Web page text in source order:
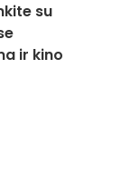
su
ir kino